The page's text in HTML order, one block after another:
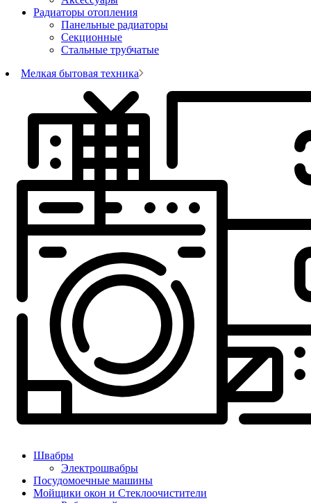
Радиаторы отопления
Панельные радиаторы
Секционные
Стальные трубчатые
Мелкая бытовая техника
Швабры
Электрошвабры
Посудомоечные машины
Мойщики окон и Стеклоочистители